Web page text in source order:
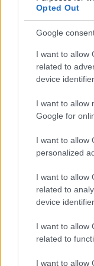
Opted Out
Google
I want to allow
related to
device
I want to allow
Google for
I want to allow
personalized
I want to allow
related to
device
I want to allow
related to
I want to allow
Szólj hozzá!
A
Kither